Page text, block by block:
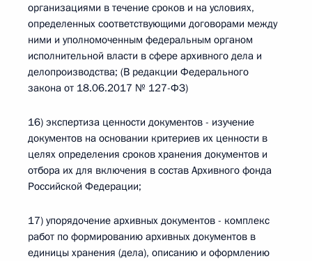
организациями в течение сроков и на условиях,
определенных соответствующими договорами между
ними и уполномоченным федеральным органом
исполнительной власти в сфере архивного дела и
делопроизводства; (В редакции Федерального
закона от 18.06.2017 № 127-ФЗ)
16) экспертиза ценности документов - изучение
документов на основании критериев их ценности в
целях определения сроков хранения документов и
отбора их для включения в состав Архивного фонда
Российской Федерации;
17) упорядочение архивных документов - комплекс
работ по формированию архивных документов в
единицы хранения (дела), описанию и оформлению